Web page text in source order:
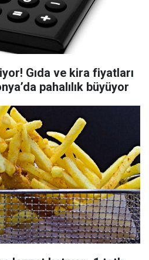
Gıda ve kira fiyatları
pahalılık büyüyor